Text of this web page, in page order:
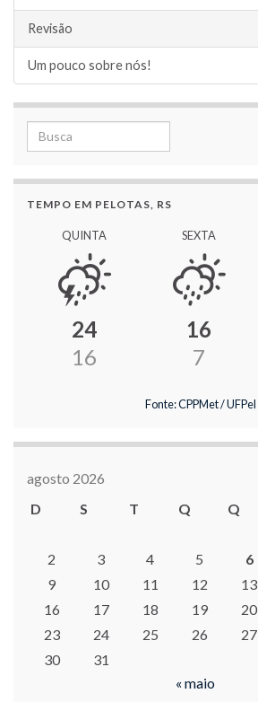
Revisão
Um pouco sobre nós!
Search for:
TEMPO EM PELOTAS, RS
QUINTA
24
16
SEXTA
16
7
Fonte: CPPMet / UFPel
agosto 2026
D
S T Q Q
2
3 4 5 6
9
10 11 12 13
16
17 18 19 20
23
24 25 26 27
30
31
« maio